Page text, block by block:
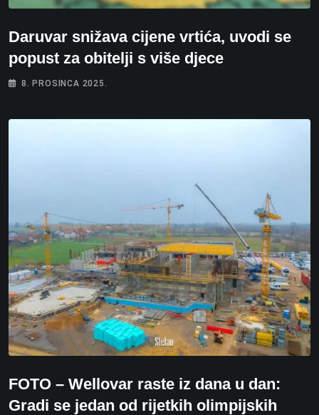
Daruvar snižava cijene vrtića, uvodi se
popust za obitelji s više djece
8. PROSINCA 2025.
FOTO – Wellovar raste iz dana u dan:
Gradi se jedan od rijetkih olimpijskih